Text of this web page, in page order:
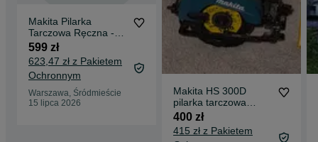
Makita Pilarka
Tarczowa Ręczna -
Twoje Narzędzie
Precyzyjnych Cięć
599 zł
623,47 zł z Pakietem
Ochronnym
Warszawa, Śródmieście
15 lipca 2026
Makita HS 300D
pilarka tarczowa
10,8V 85 mm + tarcze
Drel
400 zł
415 zł z Pakietem